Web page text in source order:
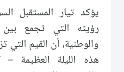
يؤكد تيار المستقبل
رؤيته التي تجمع بين
والوطنية، أن القيم التي
هذه الليلة العظيمة –